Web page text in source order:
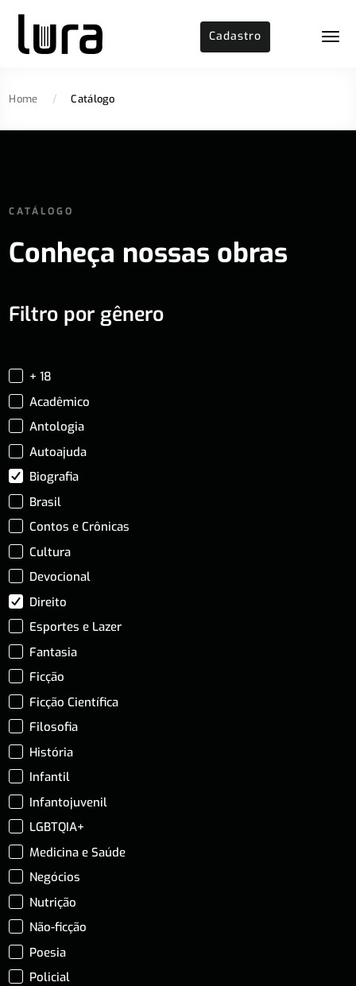
Cadastro
Home / Catálogo
CATÁLOGO
Conheça nossas obras
Filtro por gênero
+ 18
Acadêmico
Antologia
Autoajuda
Biografia
Brasil
Contos e Crônicas
Cultura
Devocional
Direito
Esportes e Lazer
Fantasia
Ficção
Ficção Científica
Filosofia
História
Infantil
Infantojuvenil
LGBTQIA+
Medicina e Saúde
Negócios
Nutrição
Não-ficção
Poesia
Policial